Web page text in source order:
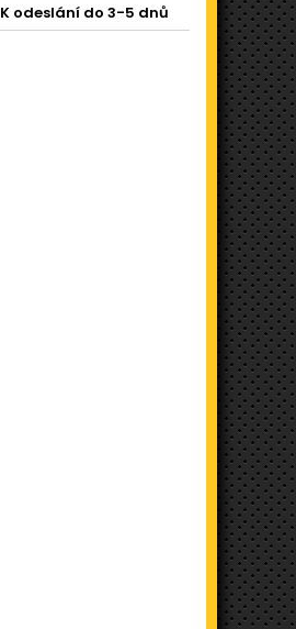
K odeslání do 3-5 dnů  K